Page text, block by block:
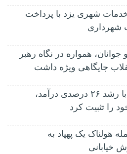
شهری یزد با پرداخت
همواره در نگاه رهبر
جایگاهی ویژه داشت
«کچاد» با رشد ۲۶ درصدی درآمد،
را تثبیت کرد
هولناک یک پهپاد به